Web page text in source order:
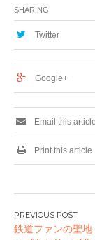
レゼントキャンペ
ン、大好評開催
中！！
SHARING
Twitter
Google+
Email this article
Print this article
投
稿
鉄道ファンの聖